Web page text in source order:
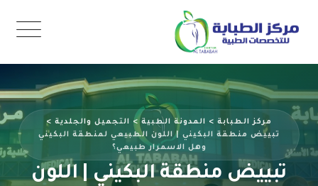
content
تبييض منطقة البكيني | اللون
مركز الطبابة > المدونة الطبية > التجميل والجلدية >
تبييض منطقة البكيني | اللون الطبيعي لمنطقة البكيني
وهل الاسمرار طبيعي؟